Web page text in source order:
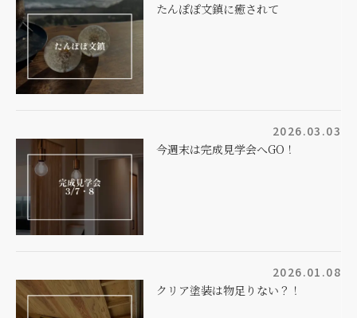
たんぽぽ文鎮に癒されて
2026.03.03
今週末は完成見学会へGO！
2026.01.08
クリア塗装は物足りない？！